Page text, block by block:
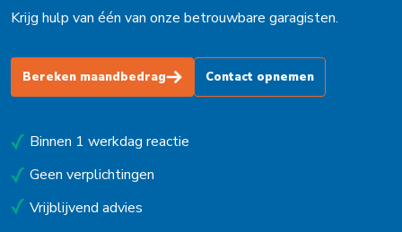
Roden
Schijndel
Schoorl
Krijg hulp van één van onze betrouwbare garagisten.
Bereken maandbedrag Contact opnemen
Binnen 1 werkdag reactie
Geen verplichtingen
Vrijblijvend advies